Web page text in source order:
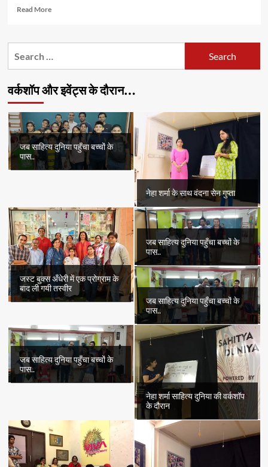
Read MoreRead
आवाज़
एस
सुब्बुलक्ष्मी
का
प्रभावशाली
जीवन
वर्कशॉप और इवेंट्स के दौरान…
जब साहित्य दुनिया पहुँचा बच्चों के
पास..
नेहा शर्मा के साथ वंदना सेन गुप्ता
जस्ट बुक्स अँधेरी में एक प्रोग्राम के
बाद ली गयी तस्वीर
जब साहित्य दुनिया पहुँचा बच्चों के
पास..
जब साहित्य दुनिया पहुँचा बच्चों के
पास..
जब साहित्य दुनिया पहुँचा बच्चों के
पास..
नेहा शर्मा साहित्य दुनिया की वर्कशॉप
के दौरान